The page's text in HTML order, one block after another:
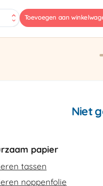
Toevoegen aan
Niet
papier
tassen
noppenfolie